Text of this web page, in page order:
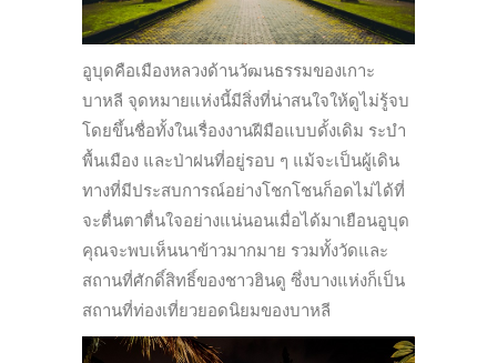
อูบุดคือเมืองหลวงด้านวัฒนธรรมของเกาะ
บาหลี จุดหมายแห่งนี้มีสิ่งที่น่าสนใจให้ดูไม่รู้จบ
โดยขึ้นชื่อทั้งในเรื่องงานฝีมือแบบดั้งเดิม ระบำ
พื้นเมือง และป่าฝนที่อยู่รอบ ๆ แม้จะเป็นผู้เดิน
ทางที่มีประสบการณ์อย่างโชกโชนก็อดไม่ได้ที่
จะตื่นตาตื่นใจอย่างแน่นอนเมื่อได้มาเยือนอูบุด
คุณจะพบเห็นนาข้าวมากมาย รวมทั้งวัดและ
สถานที่ศักดิ์สิทธิ์ของชาวฮินดู ซึ่งบางแห่งก็เป็น
สถานที่ท่องเที่ยวยอดนิยมของบาหลี